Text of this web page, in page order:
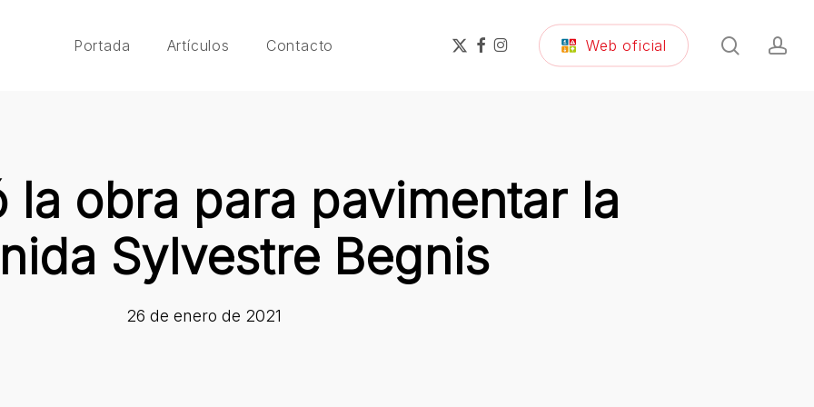
Portada Artículos Contacto
x-
twitter
facebook
instagram Web oficial search
la obra para pavimentar la
Sylvestre Begnis
26 de enero de 2021